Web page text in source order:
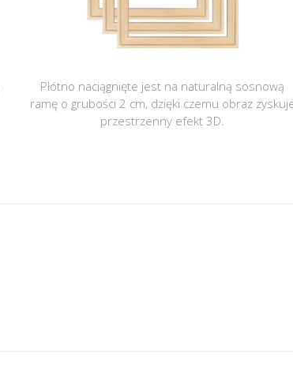
Płótno naciągnięte jest na naturalną sosnową
ramę o grubości 2 cm, dzięki czemu obraz
przestrzenny efekt 3D.